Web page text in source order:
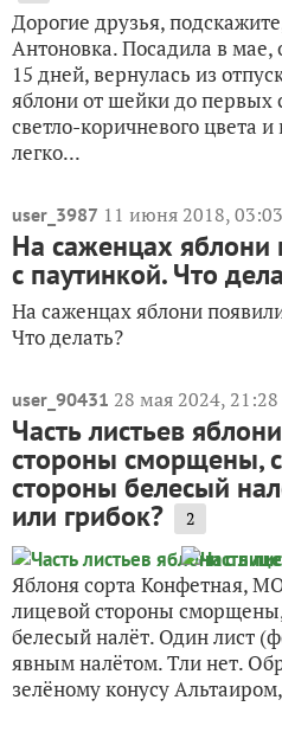
Дорогие друзья,
Антоновка. Посадила в мае,
15 дней, вернулась из
яблони от шейки до первых
светло-коричневого цвета
легко...
user_3987 11 июня 2018, 03:03
На саженцах яблони
с паутинкой. Что
На саженцах яблони
Что делать?
user_90431 28 мая 2024, 21:28
Часть листьев
стороны сморщены,
стороны белесый
или грибок? 2
Яблоня сорта Конфетная,
лицевой стороны
белесый налёт. Один лист
явным налётом. Тли нет.
зелёному конусу